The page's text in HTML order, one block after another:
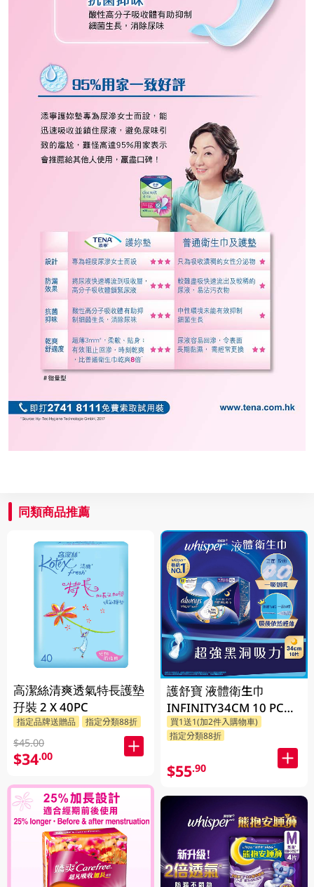
同類商品推薦
高潔絲清爽透氣特長護墊
孖裝 2 X 40PC
指定品牌送贈品 指定分類88折
$45.00
$34.00
護舒寶 液體衛生巾
INFINITY34CM 10 PC
(包裝隨機發放)
買1送1(加2件入購物車)
指定分類88折
$55.90